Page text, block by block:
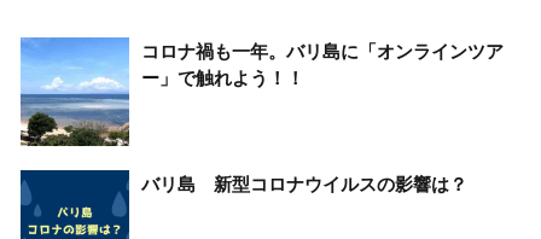
コロナ禍も一年。バリ島に「オンラインツア
ー」で触れよう！！
バリ島 新型コロナウイルスの影響は？